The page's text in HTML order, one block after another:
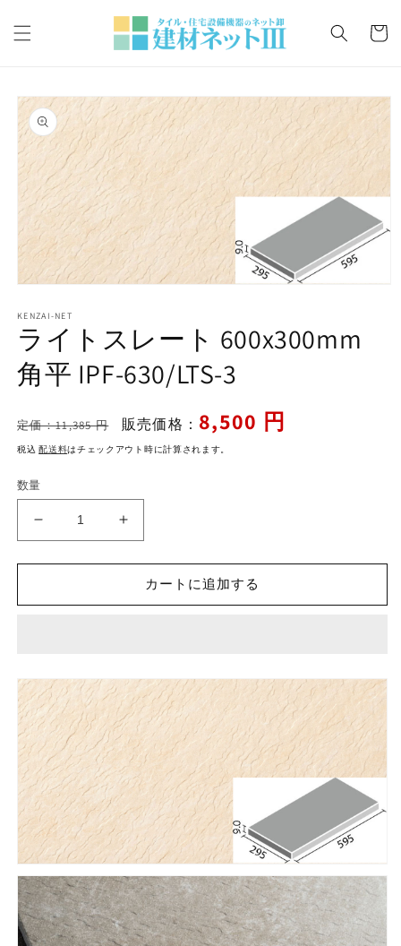
進む
ー
商品情
報にス
キップ
ル
で
メ
デ
ア
を
く
KENZAI-NET
ライトスレート 600x300mm
角平 IPF-630/LTS-3
通
常
価
格
定価：11,385 円
セ
ー
ル
格
販売価格： 8,500 円
税込配送料はチェックアウト時に計算されます。
数量
600x300mm
角
平
IPF-
630/LTS-
3
の
数
量
を
減
ら
す
ラ
600x300mm
角
平
IPF-
630/LTS-
3
の
数
量
を
増
や
す
カートに追加する